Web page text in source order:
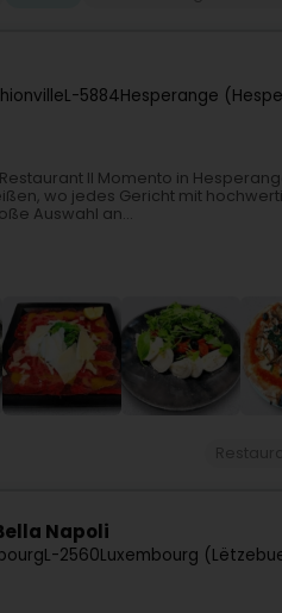
L-5884Hesperange
Il Momento in
wo jedes Gericht mit
Auswahl an...
Napoli
L-2560Luxembourg